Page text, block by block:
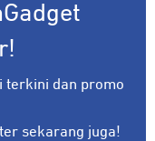
terkini dan promo
sekarang juga!